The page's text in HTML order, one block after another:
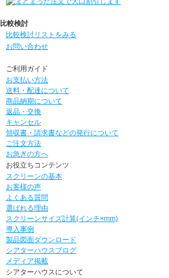
比較検討
比較検討リストをみる
お問い合わせ
ご利用ガイド
お支払い方法
送料・配達について
商品納期について
返品・交換
キャンセル
領収書・請求書などの発行について
ご注文方法
お急ぎの方へ
お役立ちコンテンツ
スクリーンの基本
お客様の声
よくある質問
選ばれる理由
スクリーンサイズ計算(インチ×mm)
導入事例
製品図面ダウンロード
シアターハウスブログ
メディア掲載
シアターハウスについて